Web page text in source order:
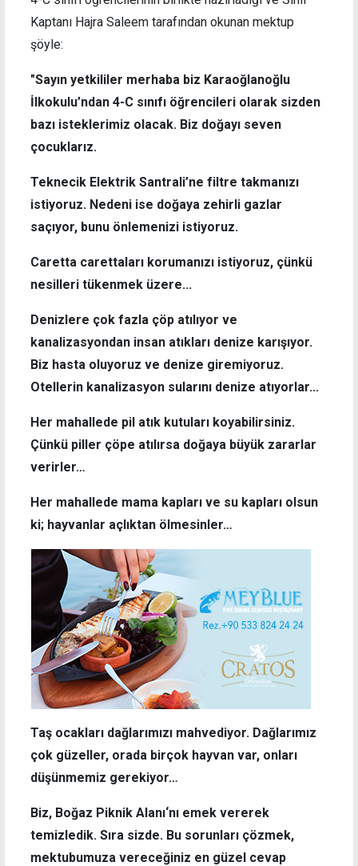
Kaptanı Hajra Saleem tarafından okunan mektup
şöyle:
"Sayın yetkililer merhaba biz Karaoğlanoğlu
İlkokulu’ndan 4-C sınıfı öğrencileri olarak sizden
bazı isteklerimiz olacak. Biz doğayı seven
çocuklarız.
Teknecik Elektrik Santrali’ne filtre takmanızı
istiyoruz. Nedeni ise doğaya zehirli gazlar
saçıyor, bunu önlemenizi istiyoruz.
Caretta carettaları korumanızı istiyoruz, çünkü
nesilleri tükenmek üzere...
Denizlere çok fazla çöp atılıyor ve
kanalizasyondan insan atıkları denize karışıyor.
Biz hasta oluyoruz ve denize giremiyoruz.
Otellerin kanalizasyon sularını denize atıyorlar...
Her mahallede pil atık kutuları koyabilirsiniz.
Çünkü piller çöpe atılırsa doğaya büyük zararlar
verirler…
Her mahallede mama kapları ve su kapları olsun
ki; hayvanlar açlıktan ölmesinler…
Taş ocakları dağlarımızı mahvediyor. Dağlarımız
çok güzeller, orada birçok hayvan var, onları
düşünmemiz gerekiyor…
Biz, Boğaz Piknik Alanı‘nı emek vererek
temizledik. Sıra sizde. Bu sorunları çözmek,
mektubumuza vereceğiniz en güzel cevap